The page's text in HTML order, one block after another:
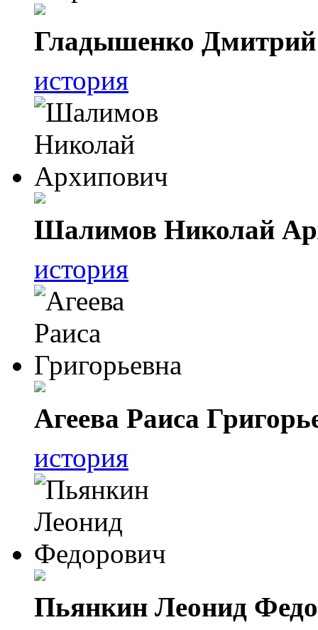
Гладышенко
история
Шалимов Николай
история
Агеева Раиса
история
Пьянкин Леонид